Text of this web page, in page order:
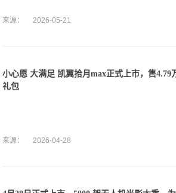
来源： 2026-05-21
小心愿 大满足 凯翼拾月max正式上市，售4.79
礼包
来源： 2026-04-28